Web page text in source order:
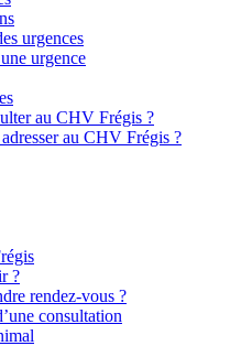
urgences
urgence
au CHV Frégis ?
au CHV Frégis ?
?
rendez-vous ?
consultation